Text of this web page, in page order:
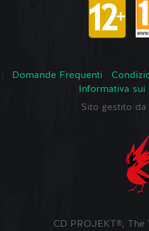
Domande Frequenti
Informativa sui
Sito gestito da
CD PROJEKT®,